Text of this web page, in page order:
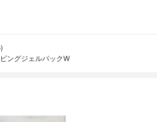
ングジェルパックW